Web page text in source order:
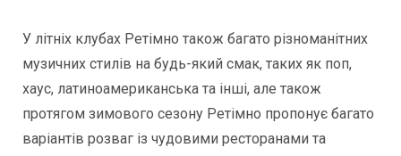
У літніх клубах Ретімно також багато різноманітних
музичних стилів на будь-який смак, таких як поп,
хаус, латиноамериканська та інші, але також
протягом зимового сезону Ретімно пропонує багато
варіантів розваг із чудовими ресторанами та